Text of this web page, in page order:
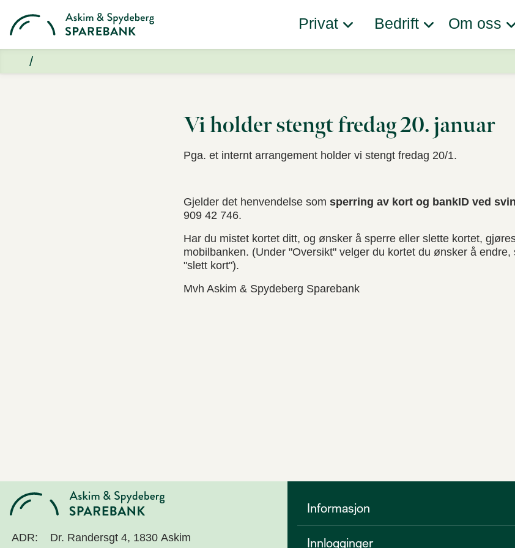
Privat Bedrift Om oss
Vi holder stengt fredag 20. januar
Pga. et internt arrangement holder vi stengt fredag 20/1.
Gjelder det henvendelse som sperring av kort og bankID ved
909 42 746.
Har du mistet kortet ditt, og ønsker å sperre eller slette kortet,
mobilbanken. (Under "Oversikt" velger du kortet du ønsker å
"slett kort").
Mvh Askim & Spydeberg Sparebank
Informasjon
Innlogginger
ADR: Dr. Randersgt 4, 1830 Askim